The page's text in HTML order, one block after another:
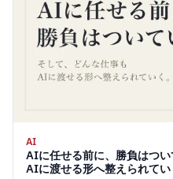
AI
AIに任せる前に、勝負はつ
AIに渡せる形へ整えられてい